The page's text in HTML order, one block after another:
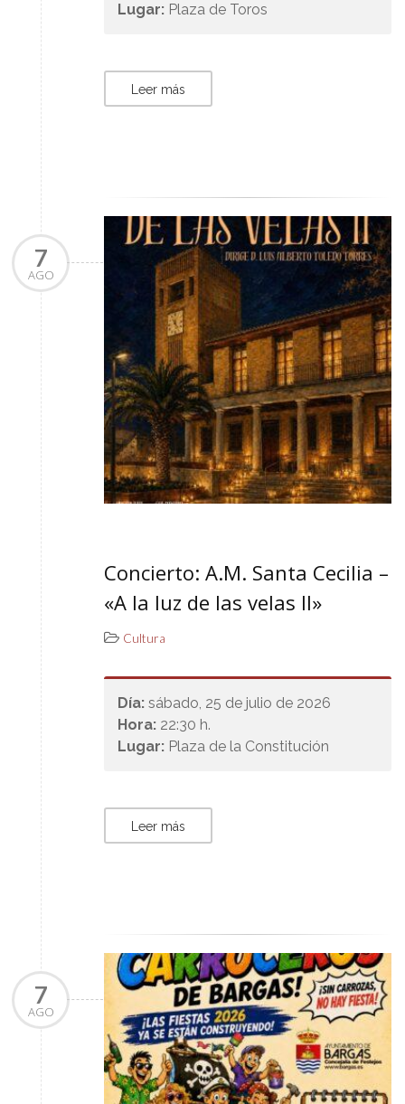
Lugar: Plaza de Toros
Leer más
7
AGO
Concierto: A.M. Santa Cecilia –
«A la luz de las velas II»
Cultura
Día: sábado, 25 de julio de 2026
Hora: 22:30 h.
Lugar: Plaza de la Constitución
Leer más
7
AGO